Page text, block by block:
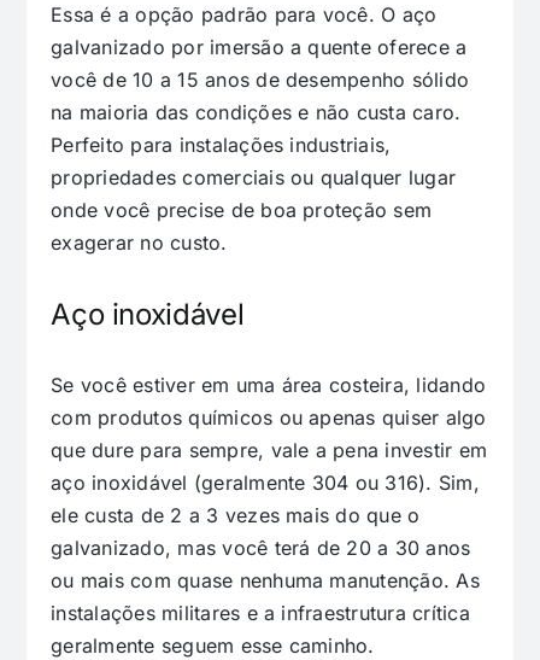
Essa é a opção padrão para você. O aço
galvanizado por imersão a quente oferece a
você de 10 a 15 anos de desempenho sólido
na maioria das condições e não custa caro.
Perfeito para instalações industriais,
propriedades comerciais ou qualquer lugar
onde você precise de boa proteção sem
exagerar no custo.
Aço inoxidável
Se você estiver em uma área costeira, lidando
com produtos químicos ou apenas quiser algo
que dure para sempre, vale a pena investir em
aço inoxidável (geralmente 304 ou 316). Sim,
ele custa de 2 a 3 vezes mais do que o
galvanizado, mas você terá de 20 a 30 anos
ou mais com quase nenhuma manutenção. As
instalações militares e a infraestrutura crítica
geralmente seguem esse caminho.